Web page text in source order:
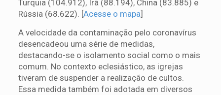
Turquia (104.912), Irã (88.194), China (83.885) e
Rússia (68.622). [Acesse o mapa]
A velocidade da contaminação pelo coronavírus
desencadeou uma série de medidas,
destacando-se o isolamento social como o mais
comum. No contexto eclesiástico, as igrejas
tiveram de suspender a realização de cultos.
Essa medida também foi adotada em diversos